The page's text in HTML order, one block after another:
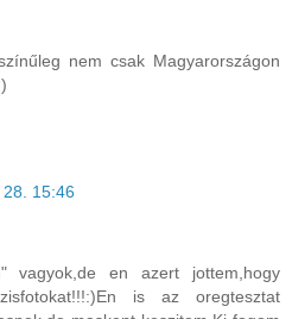
nem csak Magyarországon
15:46
vagyok,de en azert jottem,hogy
is az oregtesztat